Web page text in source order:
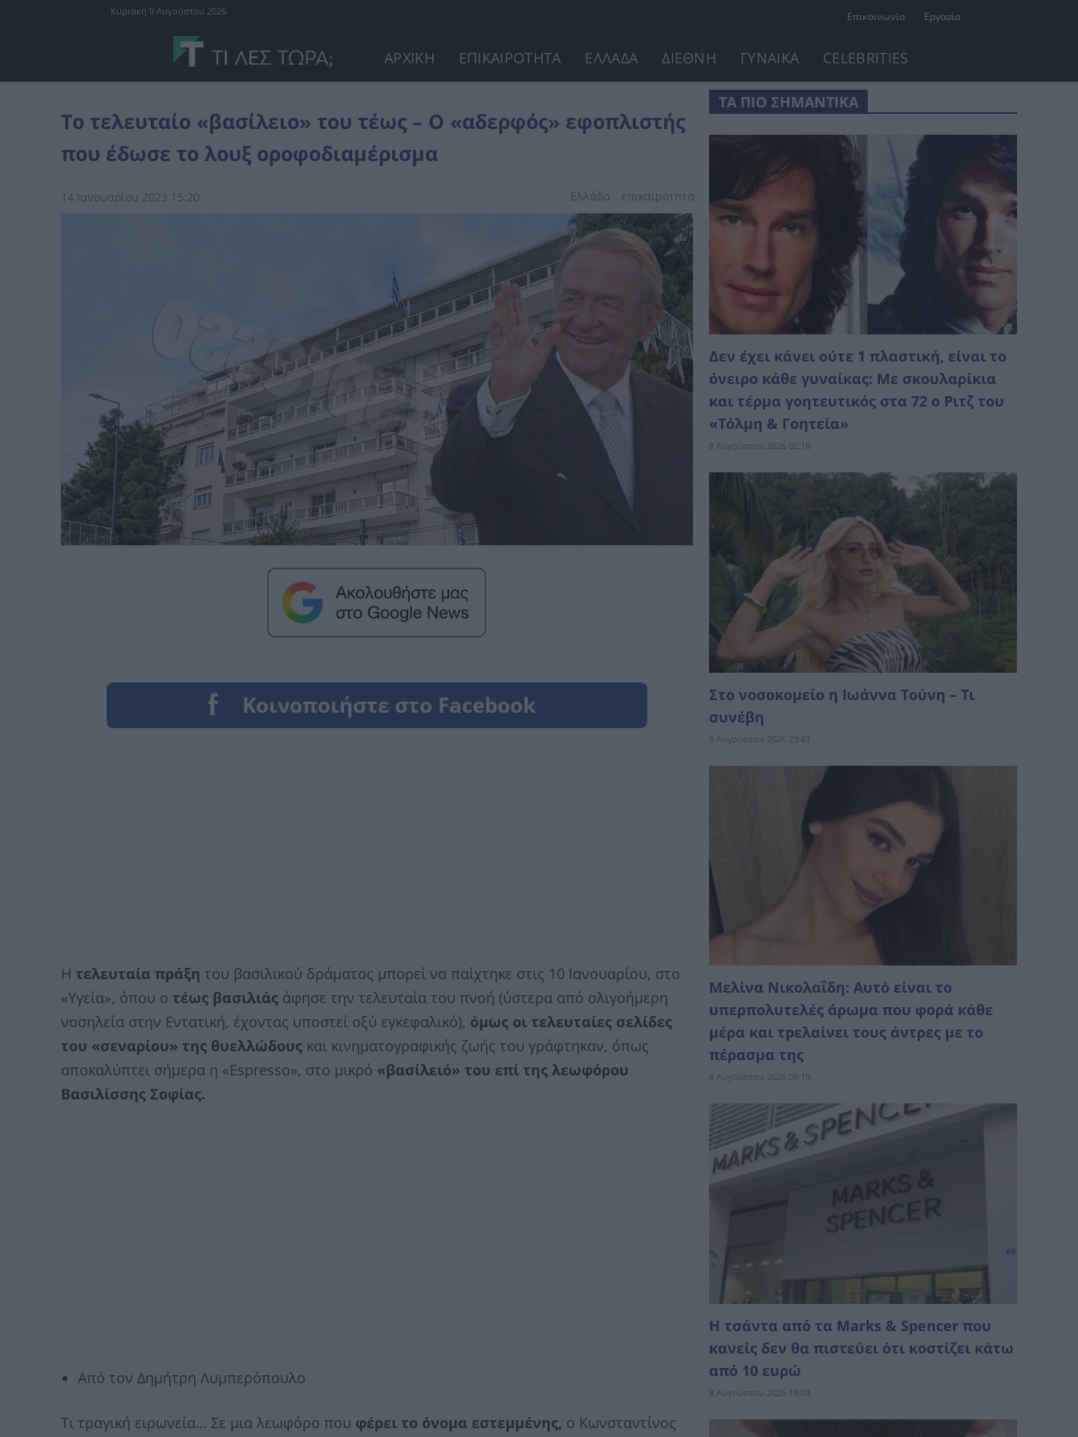
Επικοινωνία Εργασία
Κυριακή 9 Αυγούστου 2026
ΑΡΧΙΚΗ ΕΠΙΚΑΙΡΟΤΗΤΑ ΕΛΛΑΔΑ ΔΙΕΘΝΗ ΓΥΝΑΙΚΑ CELEBRITIES
Το τελευταίο «βασίλειο» του τέως – Ο «αδερφός» εφοπλιστής
που έδωσε το λουξ οροφοδιαμέρισμα
14 Ιανουαρίου 2023 15:20 Ελλάδα επικαιpότnτα
Η τελευταία πράξη του βασιλικού δράματος μπορεί να παίχτηκε στις 10 Ιανουαρίου, στο
«Υγεία», όπου ο τέως βασιλιάς άφησε την τελευταία του πνοή (ύστερα από ολιγοήμερη
νοσηλεία στην Εντατική, έχοντας υποστεί οξύ εγκεφαλικό), όμως οι τελευταίες σελίδες
του «σεναρίου» της θυελλώδους και κινηματογραφικής ζωής του γράφτηκαν, όπως
αποκαλύπτει σήμερα η «Espresso», στο μικρό «βασίλειό» του επί της λεωφόρου
Βασιλίσσης Σοφίας.
Από τον Δημήτρη Λυμπερόπουλο
Τι τραγική ειρωνεία… Σε μια λεωφόρο που φέρει το όνομα εστεμμένης, ο Κωνσταντίνος
ΤΑ ΠΙΟ ΣΗΜΑΝΤΙΚΑ
Δεν έχει κάνει ούτε 1 πλαστική, είναι το
όνειρο κάθε γυναίκας: Με σκουλαρίκια
και τέρμα γοητευτικός στα 72 ο Ριτζ του
«Τόλμη & Γοητεία»
8 Αυγούστου 2026 02:18
Στο νοσοκομείο η Ιωάννα Τούνη – Τι
συνέβη
8 Αυγούστου 2026 23:43
Μελίνα Νικολαΐδη: Αυτό είναι το
υπερπολυτελές άρωμα που φορά κάθε
μέρα και τpελαίνει τους άντρες με το
πέρασμα της
8 Αυγούστου 2026 09:19
Η τσάντα από τα Marks & Spencer που
κανείς δεν θα πιστεύει ότι κοστίζει κάτω
από 10 ευρώ
8 Αυγούστου 2026 19:04